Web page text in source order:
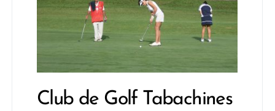
Club de Golf Tabachines